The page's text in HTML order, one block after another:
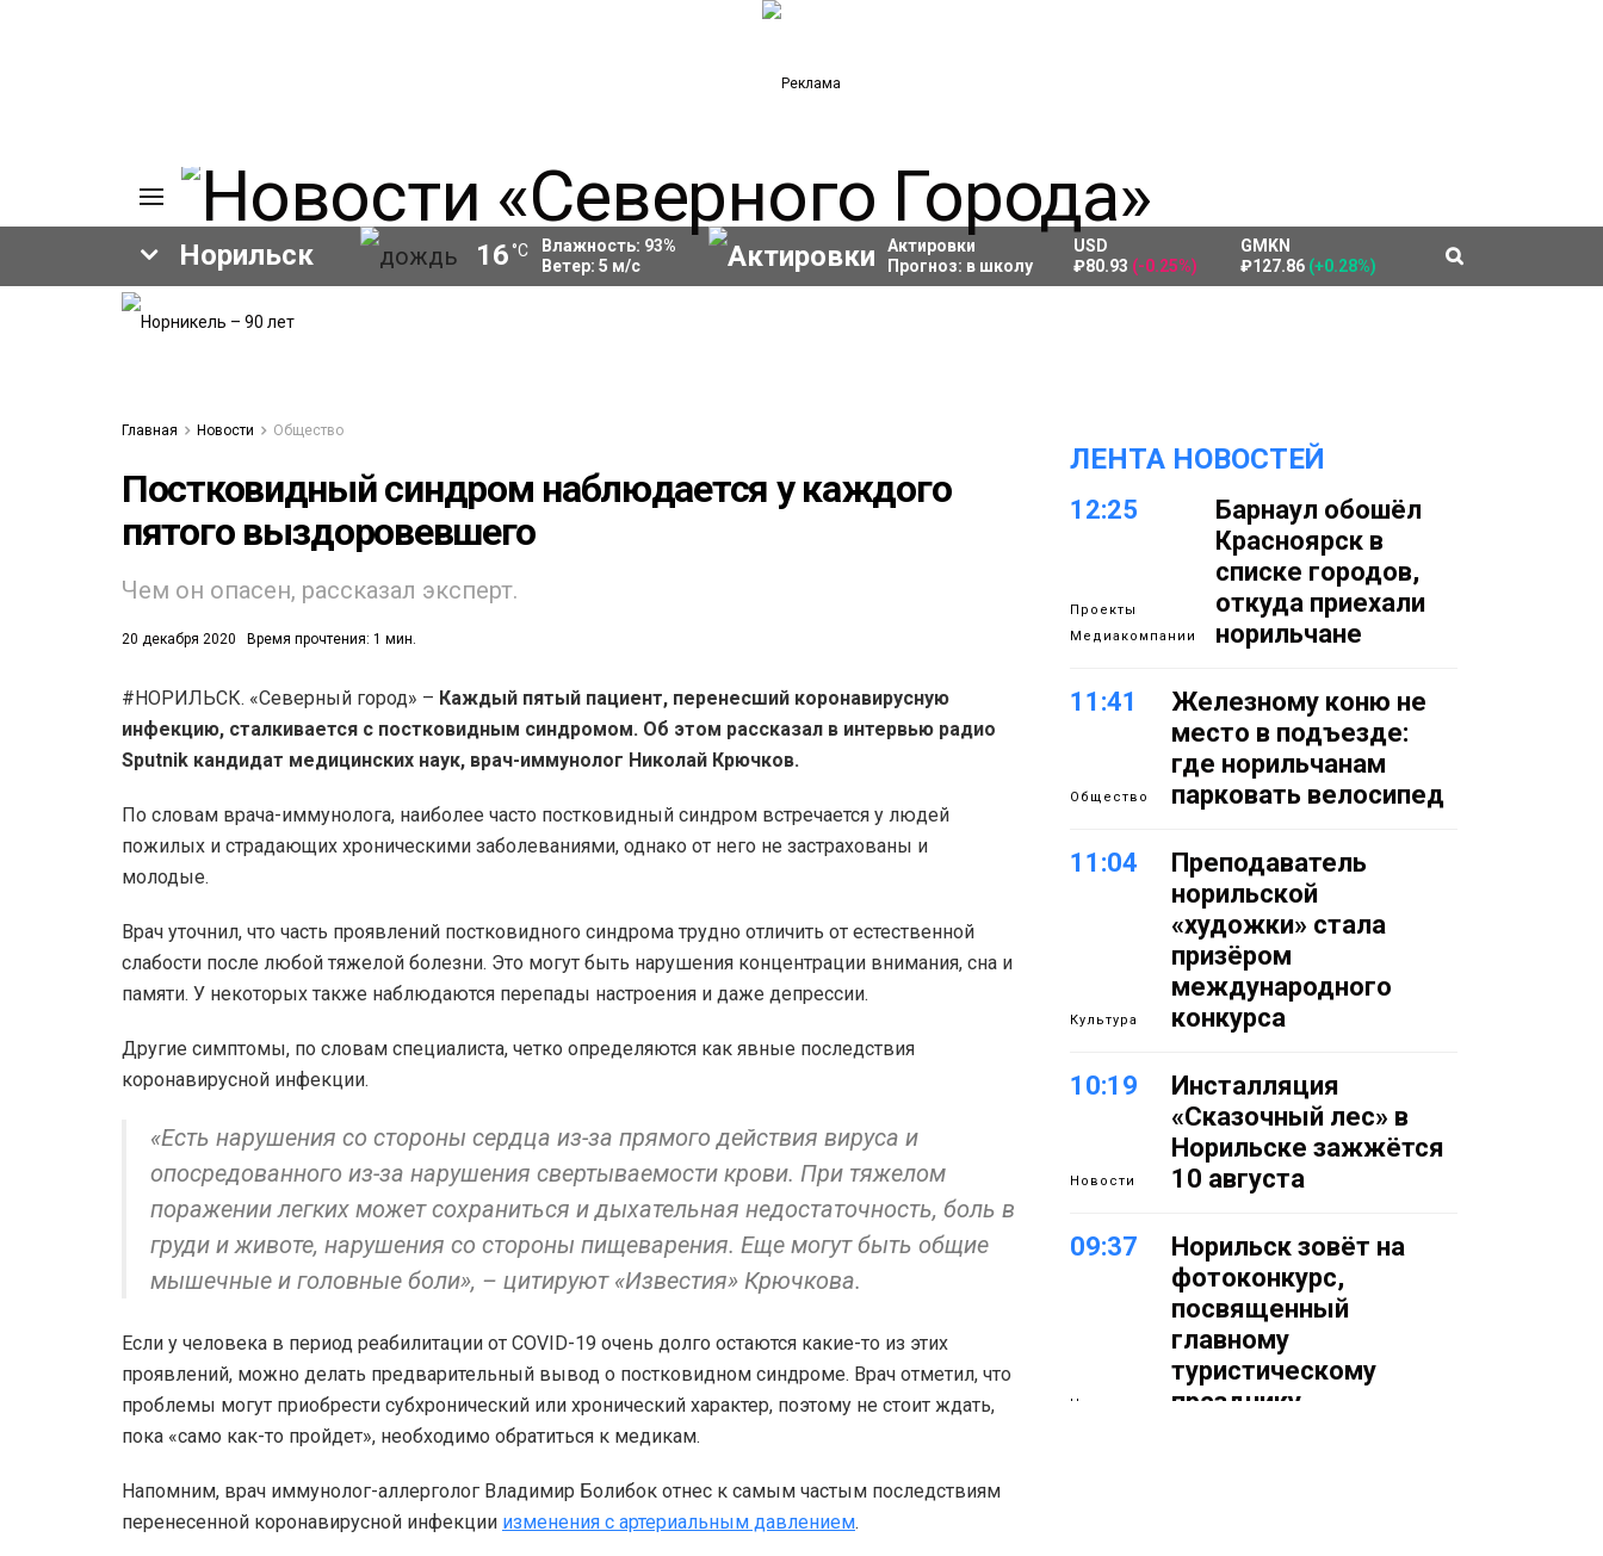
Норильск 16 °C Влажность: 93%
Ветер: 5 м/с
Актировки
Прогноз: в школу
USD
₽80.93 (-0.25%)
GMKN
₽127.86 (+0.28%)
Главная Новости Общество
Постковидный синдром наблюдается у каждого
пятого выздоровевшего
Чем он опасен, рассказал эксперт.
20 декабря 2020 Время прочтения: 1 мин.
#НОРИЛЬСК. «Северный город» – Каждый пятый пациент, перенесший коронавирусную
инфекцию, сталкивается с постковидным синдромом. Об этом рассказал в интервью радио
Sputnik кандидат медицинских наук, врач-иммунолог Николай Крючков.
По словам врача-иммунолога, наиболее часто постковидный синдром встречается у людей
пожилых и страдающих хроническими заболеваниями, однако от него не застрахованы и
молодые.
Врач уточнил, что часть проявлений постковидного синдрома трудно отличить от естественной
слабости после любой тяжелой болезни. Это могут быть нарушения концентрации внимания, сна и
памяти. У некоторых также наблюдаются перепады настроения и даже депрессии.
Другие симптомы, по словам специалиста, четко определяются как явные последствия
коронавирусной инфекции.
«Есть нарушения со стороны сердца из-за прямого действия вируса и
опосредованного из-за нарушения свертываемости крови. При тяжелом
поражении легких может сохраниться и дыхательная недостаточность, боль в
груди и животе, нарушения со стороны пищеварения. Еще могут быть общие
мышечные и головные боли», – цитируют «Известия» Крючкова.
Если у человека в период реабилитации от COVID-19 очень долго остаются какие-то из этих
проявлений, можно делать предварительный вывод о постковидном синдроме. Врач отметил, что
проблемы могут приобрести субхронический или хронический характер, поэтому не стоит ждать,
пока «само как-то пройдет», необходимо обратиться к медикам.
Напомним, врач иммунолог-аллерголог Владимир Болибок отнес к самым частым последствиям
перенесенной коронавирусной инфекции изменения с артериальным давлением.
ЛЕНТА НОВОСТЕЙ
12:25
Проекты
Медиакомпании
Барнаул обошёл
Красноярск в
списке городов,
откуда приехали
норильчане
11:41
Общество
Железному коню не
место в подъезде:
где норильчанам
парковать велосипед
11:04
Культура
Преподаватель
норильской
«художки» стала
призёром
международного
конкурса
10:19
Новости
Инсталляция
«Сказочный лес» в
Норильске зажжётся
10 августа
09:37
Новости
Норильск зовёт на
фотоконкурс,
посвященный
главному
туристическому
празднику